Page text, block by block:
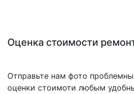
Оценка стоимости
Отправьте нам фото
оценки стоимоти любым